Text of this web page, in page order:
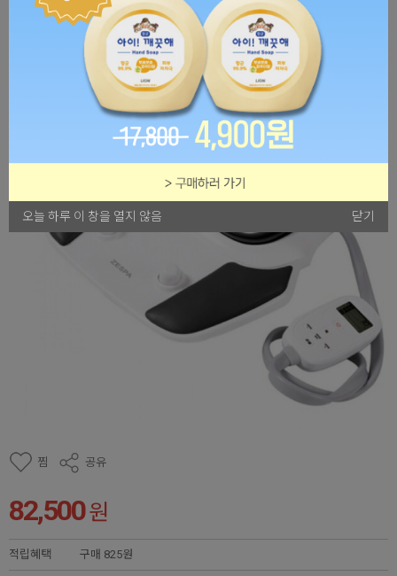
오늘 하루 이 창을 열지 않음 닫기
공유
찜
82,500원
적립혜택 구매 825원